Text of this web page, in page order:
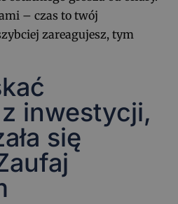
– czas to twój
zareagujesz, tym
inwestycji,
się